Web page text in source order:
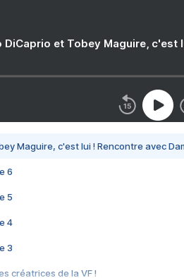
DiCaprio et Tobey Maguire, c'est
Maguire, c'est lui ! Rencontre avec
6
5
4
3
créatrices de la VF !